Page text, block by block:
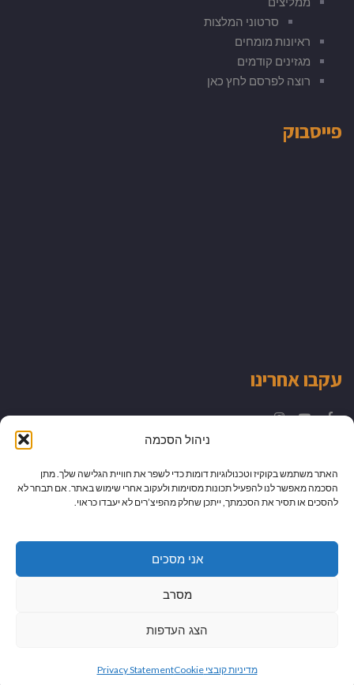
ניהול הסכמה
האתר משתמש בקוקיז וטכנולוגיות דומות כדי לשפר את חוויית הגלישה שלך. מתן
הסכמה מאפשר לנו להפעיל תכונות מסוימות ולעקוב אחרי שימוש באתר. אם תבחר לא
להסכים או תסיר את הסכמתך, ייתכן שחלק מהפיצ’רים לא יעבדו כראוי.
אני מסכים
מסרב
הצג העדפות
מדיניות קובצי Cookie Privacy Statement
סרטוני המלצות
ראיונות מומחים
מגזינים קודמים
רוצה לפרסם לחץ כאן
פייסבוק
עקבו אחרינו
מיתוג עיצוב ובניית אתרים